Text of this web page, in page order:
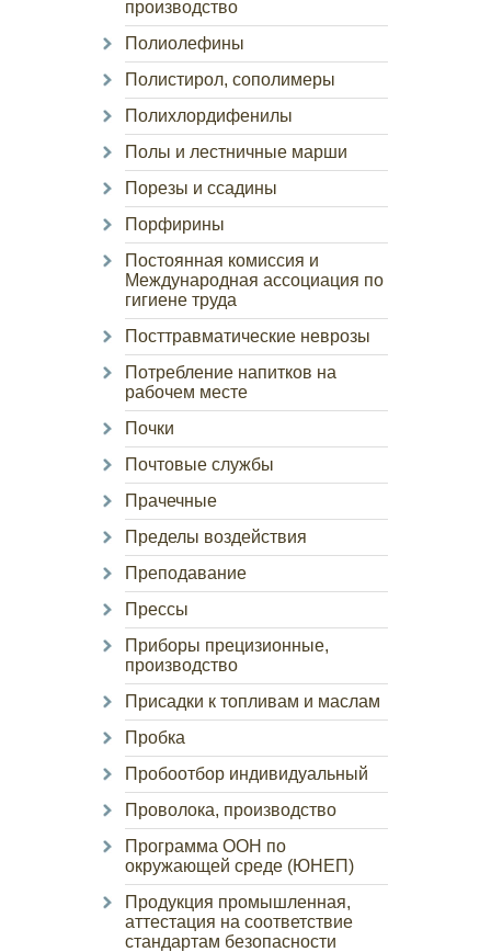
производство
Полиолефины
Полистирол, сополимеры
Полихлордифенилы
Полы и лестничные марши
Порезы и ссадины
Порфирины
Постоянная комиссия и
Международная ассоциация по
гигиене труда
Посттравматические неврозы
Потребление напитков на
рабочем месте
Почки
Почтовые службы
Прачечные
Пределы воздействия
Преподавание
Прессы
Приборы прецизионные,
производство
Присадки к топливам и маслам
Пробка
Пробоотбор индивидуальный
Проволока, производство
Программа ООН по
окружающей среде (ЮНЕП)
Продукция промышленная,
аттестация на соответствие
стандартам безопасности